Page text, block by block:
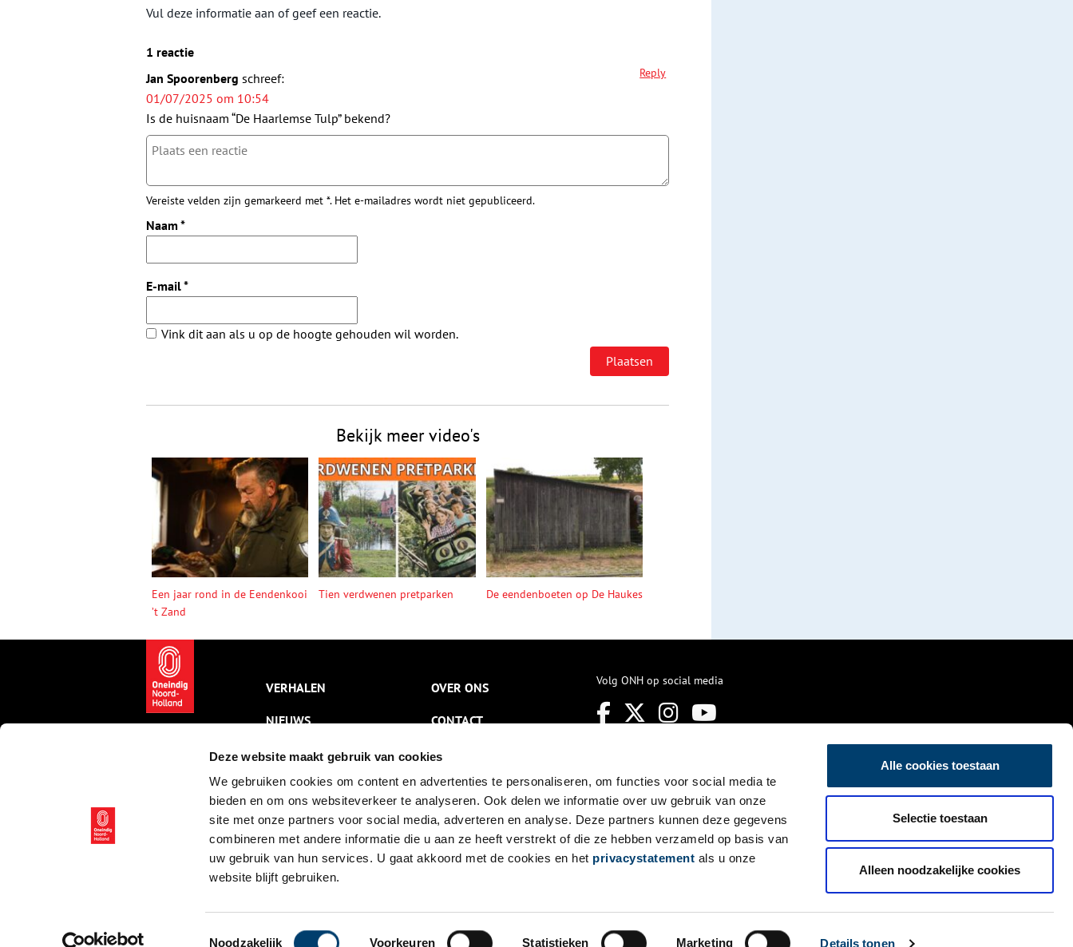
Deze website maakt gebruik van cookies
We gebruiken cookies om content en advertenties te personaliseren, om functies voor social media te
bieden en om ons websiteverkeer te analyseren. Ook delen we informatie over uw gebruik van onze
site met onze partners voor social media, adverteren en analyse. Deze partners kunnen deze gegevens
combineren met andere informatie die u aan ze heeft verstrekt of die ze hebben verzameld op basis van
uw gebruik van hun services. U gaat akkoord met de cookies en het privacystatement als u onze
website blijft gebruiken.
Toestemmingsselectie
Noodzakelijk Voorkeuren Statistieken Marketing Details tonen
Alle cookies toestaan
Selectie toestaan
Alleen noodzakelijke cookies
Vul deze informatie aan of geef een reactie.
1 reactie
Jan Spoorenberg schreef:
01/07/2025 om 10:54
Is de huisnaam “De Haarlemse Tulp” bekend?
Reply
Vereiste velden zijn gemarkeerd met *. Het e-mailadres wordt niet gepubliceerd.
Naam *
E-mail*
Vink dit aan als u op de hoogte gehouden wil worden.
Bekijk meer video's
Een jaar rond in de Eendenkooi
’t Zand
Tien verdwenen pretparken De eendenboeten op De Haukes
VERHALEN
NIEUWS
KALENDER
THEMA’S
ACTIVITEITEN
VIDEO’S
OVER ONS
CONTACT
NIEUWSBRIEF
DISCLAIMER
PRIVACY
TOEGANKELIJKHEID
Volg ONH op social media